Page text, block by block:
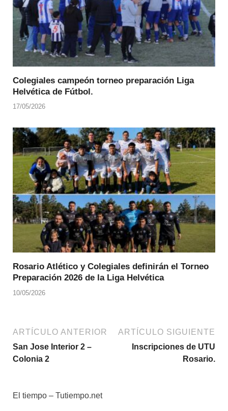
Colegiales campeón torneo preparación Liga
Helvética de Fútbol.
17/05/2026
Rosario Atlético y Colegiales definirán el Torneo
Preparación 2026 de la Liga Helvética
10/05/2026
ARTÍCULO ANTERIOR
San Jose Interior 2 –
Colonia 2
ARTÍCULO SIGUIENTE
Inscripciones de UTU
Rosario.
El tiempo – Tutiempo.net